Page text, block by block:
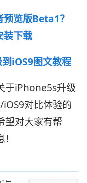
览版Beta1？
装下载
iOS9图文教程
于iPhone5s升级
对比体验的
望对大家有帮